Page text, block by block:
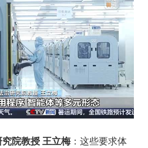
院教授 王立梅：这些要求体